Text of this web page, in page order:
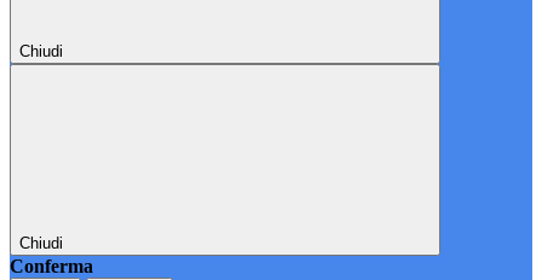
Chiudi
Chiudi
Conferma